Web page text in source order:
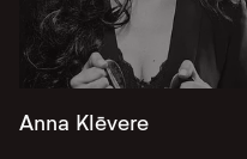
Anna Klēvere